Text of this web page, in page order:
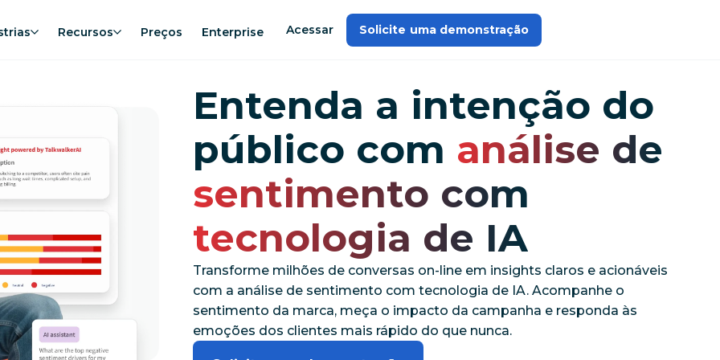
Recursos Preços Enterprise Acessar Solicite uma demonstração
Entenda a intenção do
público com análise de
sentimento com
tecnologia de IA
Transforme milhões de conversas on-line em insights claros e acionáveis
com a análise de sentimento com tecnologia de IA. Acompanhe o
sentimento da marca, meça o impacto da campanha e responda às
emoções dos clientes mais rápido do que nunca.